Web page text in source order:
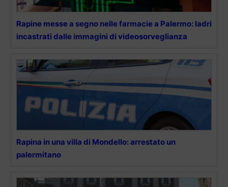
Rapine messe a segno nelle farmacie a Palermo: ladri
incastrati dalle immagini di videosorveglianza
Rapina in una villa di Mondello: arrestato un
palermitano